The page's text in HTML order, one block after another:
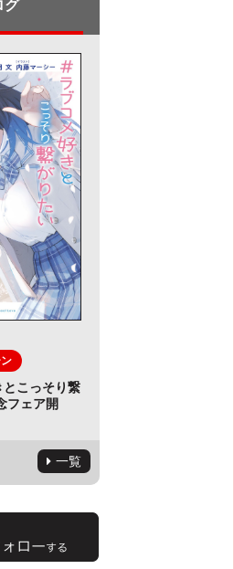
グ
とこっそり繋
フェア開
一覧